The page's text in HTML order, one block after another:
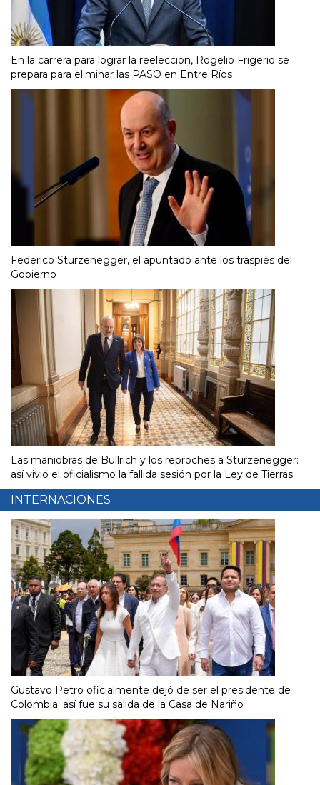
En la carrera para lograr la reelección, Rogelio Frigerio se
prepara para eliminar las PASO en Entre Ríos
Federico Sturzenegger, el apuntado ante los traspiés del
Gobierno
Las maniobras de Bullrich y los reproches a Sturzenegger:
así vivió el oficialismo la fallida sesión por la Ley de Tierras
INTERNACIONES
Gustavo Petro oficialmente dejó de ser el presidente de
Colombia: así fue su salida de la Casa de Nariño